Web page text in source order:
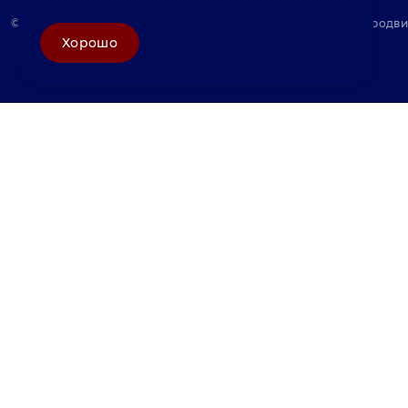
© «Велунд нержавейка» 2025, Разработка и комплексное
Хорошо